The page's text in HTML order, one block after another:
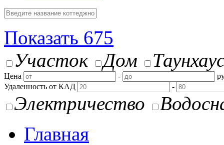
Показать 675
Участок
Дом
Цена -
Удаленность от КАД
-
Электричество
Главная